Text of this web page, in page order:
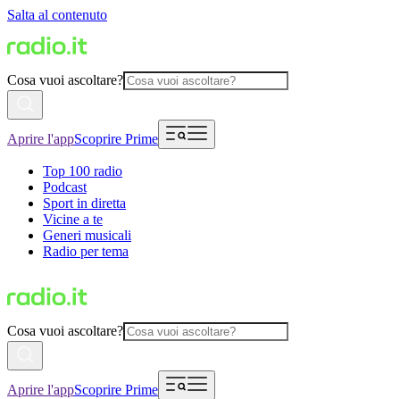
Salta al contenuto
Cosa vuoi ascoltare?
Aprire l'appScoprire Prime
Top 100 radio
Podcast
Sport in diretta
Vicine a te
Generi musicali
Radio per tema
Cosa vuoi ascoltare?
Aprire l'appScoprire Prime